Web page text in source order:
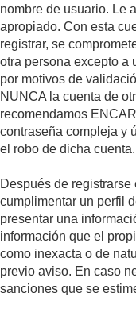
nombre de usuario. Le
apropiado. Con esta
registrar, se
otra persona excepto a
por motivos de
NUNCA la cuenta de
recomendamos
contraseña compleja y
el robo de dicha cuenta.
Después de
cumplimentar un perfil
presentar una
información que el
como inexacta o de
previo aviso. En caso
sanciones que se